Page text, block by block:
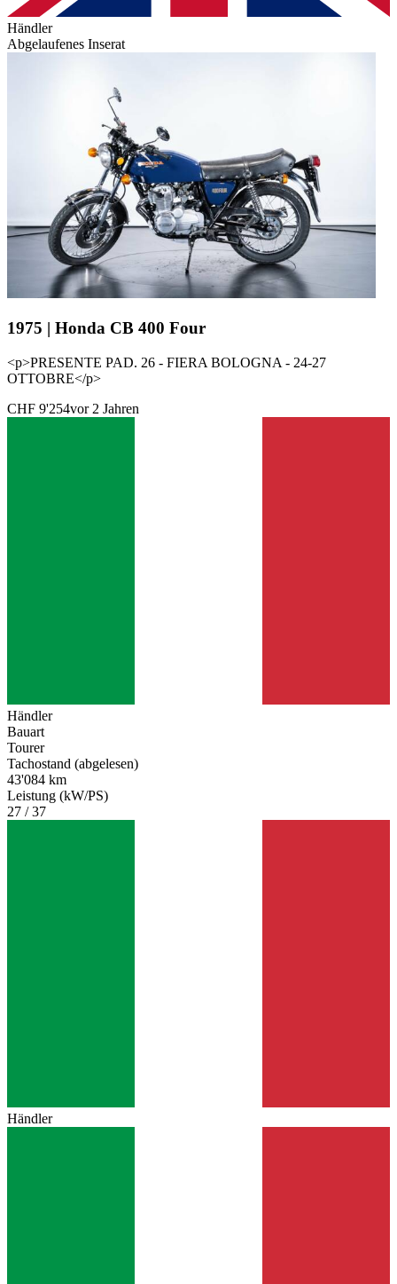
Händler
Abgelaufenes Inserat
1975 | Honda CB 400 Four
<p>PRESENTE PAD. 26 - FIERA BOLOGNA - 24-27
OTTOBRE</p>
CHF 9'254vor 2 Jahren
Händler
Bauart
Tourer
Tachostand (abgelesen)
43'084 km
Leistung (kW/PS)
27 / 37
Händler